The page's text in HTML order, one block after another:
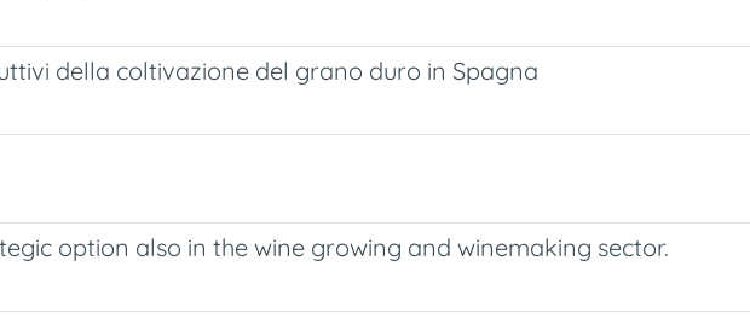
della coltivazione del grano duro in Spagna
option also in the wine growing and winemaking sector.